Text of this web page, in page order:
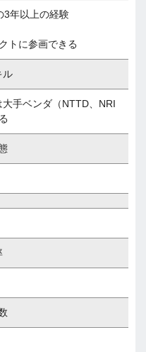
年以上の経験
トに参画できる
ル
手ベンダ（NTTD、NRI